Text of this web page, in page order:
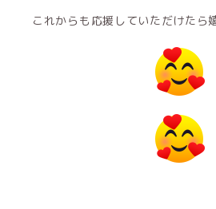
これからも応援していただけたら